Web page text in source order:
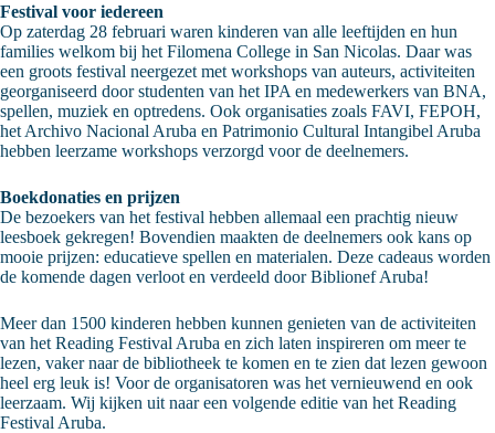
Festival voor iedereen
Op zaterdag 28 februari waren kinderen van alle leeftijden en hun
families welkom bij het Filomena College in San Nicolas. Daar was
een groots festival neergezet met workshops van auteurs, activiteiten
georganiseerd door studenten van het IPA en medewerkers van BNA,
spellen, muziek en optredens. Ook organisaties zoals FAVI, FEPOH,
het Archivo Nacional Aruba en Patrimonio Cultural Intangibel Aruba
hebben leerzame workshops verzorgd voor de deelnemers.
Boekdonaties en prijzen
De bezoekers van het festival hebben allemaal een prachtig nieuw
leesboek gekregen! Bovendien maakten de deelnemers ook kans op
mooie prijzen: educatieve spellen en materialen. Deze cadeaus worden
de komende dagen verloot en verdeeld door Biblionef Aruba!
Meer dan 1500 kinderen hebben kunnen genieten van de activiteiten
van het Reading Festival Aruba en zich laten inspireren om meer te
lezen, vaker naar de bibliotheek te komen en te zien dat lezen gewoon
heel erg leuk is! Voor de organisatoren was het vernieuwend en ook
leerzaam. Wij kijken uit naar een volgende editie van het Reading
Festival Aruba.